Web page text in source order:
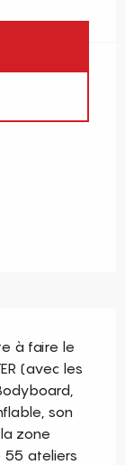
à faire le
(avec les
son
zone
55 ateliers